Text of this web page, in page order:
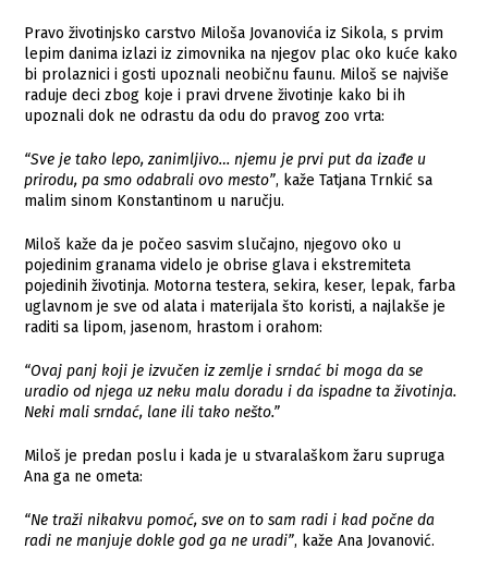
Pravo životinjsko carstvo Miloša Jovanovića iz Sikola, s prvim
lepim danima izlazi iz zimovnika na njegov plac oko kuće kako
bi prolaznici i gosti upoznali neobičnu faunu. Miloš se najviše
raduje deci zbog koje i pravi drvene životinje kako bi ih
upoznali dok ne odrastu da odu do pravog zoo vrta:
“Sve je tako lepo, zanimljivo… njemu je prvi put da izađe u
prirodu, pa smo odabrali ovo mesto”, kaže Tatjana Trnkić sa
malim sinom Konstantinom u naručju.
Miloš kaže da je počeo sasvim slučajno, njegovo oko u
pojedinim granama videlo je obrise glava i ekstremiteta
pojedinih životinja. Motorna testera, sekira, keser, lepak, farba
uglavnom je sve od alata i materijala što koristi, a najlakše je
raditi sa lipom, jasenom, hrastom i orahom:
“Ovaj panj koji je izvučen iz zemlje i srndać bi moga da se
uradio od njega uz neku malu doradu i da ispadne ta životinja.
Neki mali srndać, lane ili tako nešto.”
Miloš je predan poslu i kada je u stvaralaškom žaru supruga
Ana ga ne ometa:
“Ne traži nikakvu pomoć, sve on to sam radi i kad počne da
radi ne manjuje dokle god ga ne uradi”, kaže Ana Jovanović.